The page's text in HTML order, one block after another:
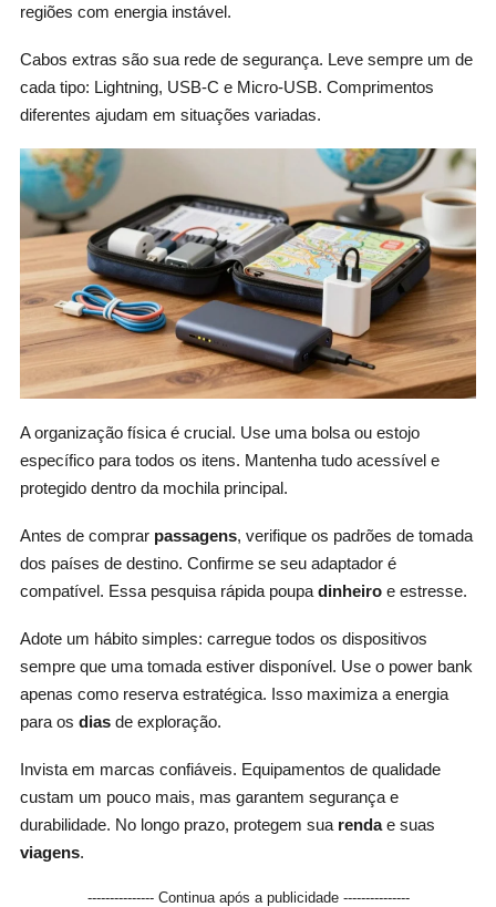
regiões com energia instável.
Cabos extras são sua rede de segurança. Leve sempre um de
cada tipo: Lightning, USB-C e Micro-USB. Comprimentos
diferentes ajudam em situações variadas.
A organização física é crucial. Use uma bolsa ou estojo
específico para todos os itens. Mantenha tudo acessível e
protegido dentro da mochila principal.
Antes de comprar passagens, verifique os padrões de tomada
dos países de destino. Confirme se seu adaptador é
compatível. Essa pesquisa rápida poupa dinheiroe estresse.
Adote um hábito simples: carregue todos os dispositivos
sempre que uma tomada estiver disponível. Use o power bank
apenas como reserva estratégica. Isso maximiza a energia
para os diasde exploração.
Invista em marcas confiáveis. Equipamentos de qualidade
custam um pouco mais, mas garantem segurança e
durabilidade. No longo prazo, protegem sua rendae suas
viagens.
--------------- Continua após a publicidade ---------------